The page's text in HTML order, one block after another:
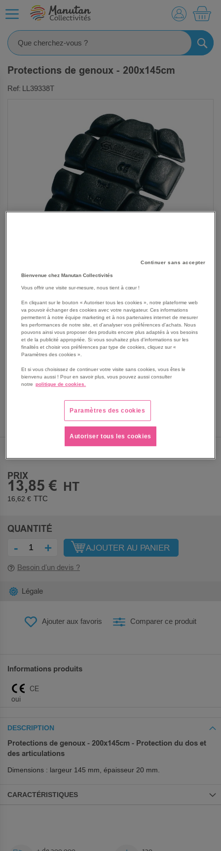
Protections de genoux - 200x145cm
Ref: LL39338T
SKIP
BEGINNING
GALLERY
Les avantages
Protections de genoux de type 2 Ergonomiques et très
confortables.
Zone de souplesse pour optimiser le confort.
Faible poids.
Excellente résistance à l’eau.
Se glisse dans la poche prévue à cet effet sur le
pantalon.
Voir le descriptif complet
PRIX
13,85 €
16,62 €
QUANTITÉ
- + AJOUTER AU PANIER
Besoin d’un devis ?
Ajouter aux favoris Comparer ce produit
Légale
Informations produits
oui
CE
DESCRIPTION
Protections de genoux - 200x145cm - Protection du dos et
des articulations
Dimensions : largeur 145 mm, épaisseur 20 mm.
CARACTÉRISTIQUES
Continuer sans accepter
Bienvenue chez Manutan Collectivités
Vous offrir une visite sur-mesure, nous tient à cœur !
En cliquant sur le bouton « Autoriser tous les cookies », notre plateforme web
va pouvoir échanger des cookies avec votre navigateur. Ces informations
permettent à notre équipe marketing et à nos partenaires internet de mesurer
les performances de notre site, et d'analyser vos préférences d'achats. Nous
pouvons ainsi vous proposer des produits encore plus adaptés à vos besoins
et de la publicité appropriée. Si vous souhaitez plus d'informations sur les
finalités et choisir vos préférences par type de cookies, cliquez sur «
Paramètres des cookies ».
Et si vous choisissez de continuer votre visite sans cookies, vous êtes le
bienvenu aussi ! Pour en savoir plus, vous pouvez aussi consulter
notre politique de cookies.
Paramètres des cookies
Autoriser tous les cookies